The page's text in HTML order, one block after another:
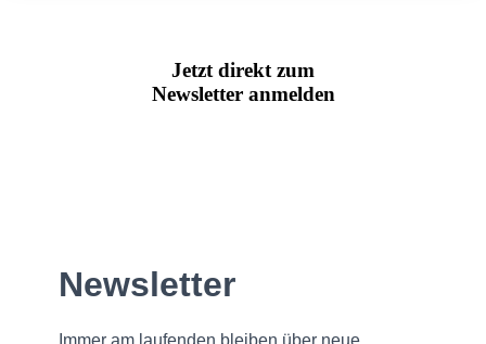
Jetzt direkt zum
Newsletter anmelden